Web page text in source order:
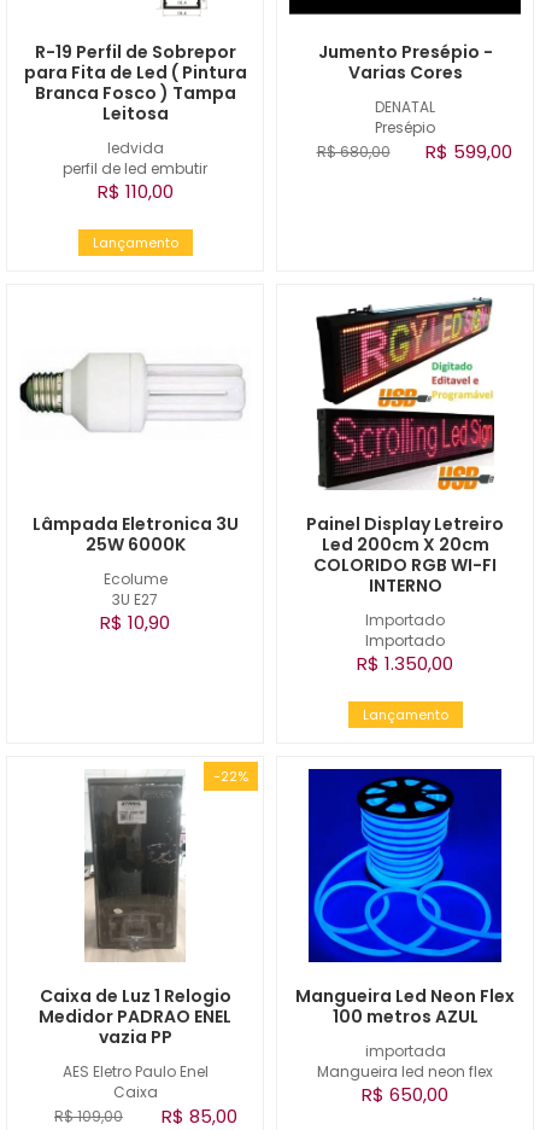
ledvida
perfil de led embutir
R-19 Perfil de Sobrepor
para Fita de Led ( Pintura
Branca Fosco ) Tampa
Leitosa
R$ 110,00
Lançamento
DENATAL
Presépio
Jumento Presépio -
Varias Cores
R$ 680,00 R$ 599,00
Ecolume
3U E27
Lâmpada Eletronica 3U
25W 6000K
R$ 10,90
Importado
Importado
Painel Display Letreiro
Led 200cm X 20cm
COLORIDO RGB WI-FI
INTERNO
R$ 1.350,00
Lançamento
-22%
AES Eletro Paulo Enel
Caixa
Caixa de Luz 1 Relogio
Medidor PADRAO ENEL
vazia PP
R$ 109,00 R$ 85,00
importada
Mangueira led neon flex
Mangueira Led Neon Flex
100 metros AZUL
R$ 650,00